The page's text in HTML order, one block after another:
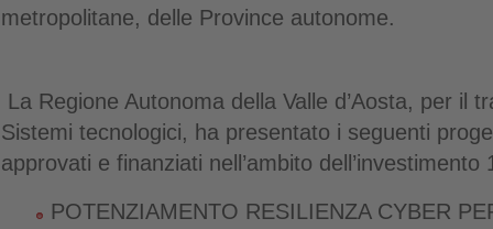
metropolitane, delle Province autonome.
La Regione Autonoma della Valle d’Aosta, per il
Sistemi tecnologici, ha presentato i seguenti
approvati e finanziati nell’ambito dell’investimento
POTENZIAMENTO RESILIENZA CYBER